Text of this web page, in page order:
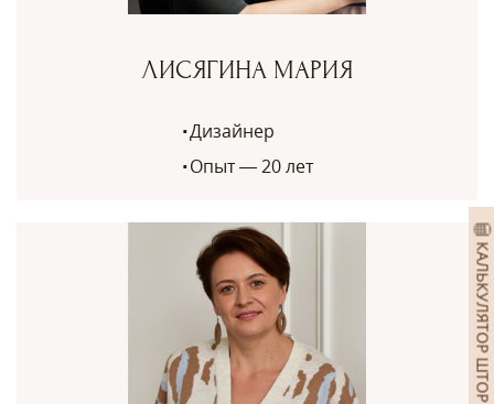
КАЛЬКУЛЯТОР ШТОР
ЛИСЯГИНА МАРИЯ
Дизайнер
Опыт — 20 лет